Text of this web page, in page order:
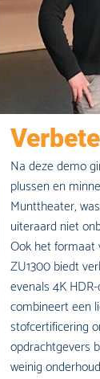
Na deze demo
plussen en
Munttheater,
uiteraard niet
Ook het formaat
ZU1300 biedt
evenals 4K
combineert een
stofcertificering
opdrachtgevers
weinig